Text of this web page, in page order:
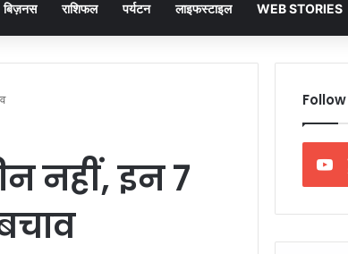
बिज़नस राशिफल पर्यटन लाइफस्टाइल WEB STORIES
नहीं, इन 7
Follow